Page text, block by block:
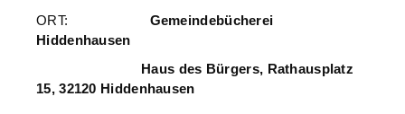
ORT: Gemeindebücherei
Hiddenhausen
Haus des Bürgers, Rathausplatz
15, 32120 Hiddenhausen